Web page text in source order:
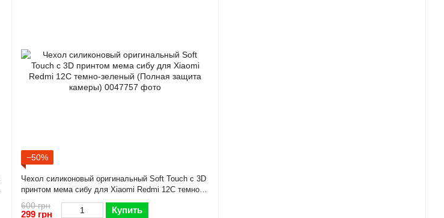
−50%
Чехол силиконовый оригинальный Soft Touch с 3D
принтом мема сибу для Xiaomi Redmi 12C темно-
зеленый (Полная защита камеры)
600 грн
299 грн Купить